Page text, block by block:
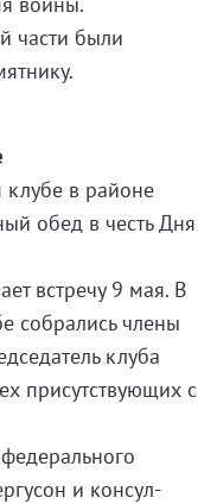
части были
в районе
обед в честь Дня
встречу 9 мая. В
собрались члены
клуба
присутствующих с
и консул-